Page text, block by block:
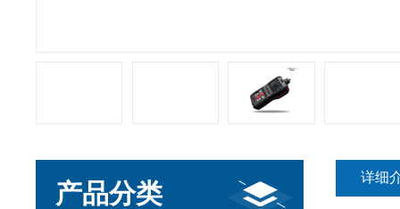
产品分类
详细